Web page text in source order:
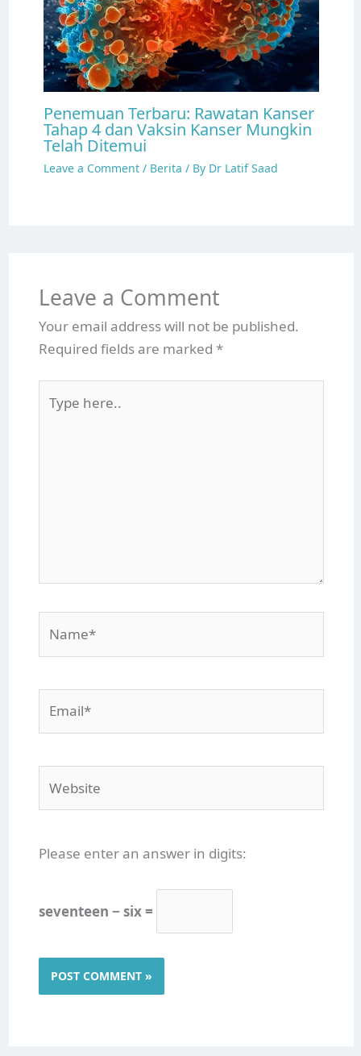
Penemuan Terbaru: Rawatan Kanser
Tahap 4 dan Vaksin Kanser Mungkin
Telah Ditemui
Leave a Comment / Berita / By Dr Latif Saad
Leave a Comment
Your email address will not be published.
Required fields are marked *
here..
Please enter an answer in digits:
seventeen − six =